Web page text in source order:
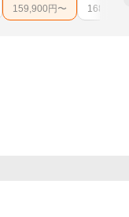
159,900 円〜 168,070